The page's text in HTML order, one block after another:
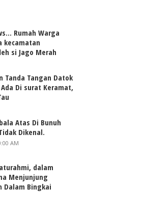
Rumah Warga
kecamatan
si Jago Merah
Tanda Tangan Datok
Di surat Keramat,
Atas Di Bunuh
Dikenal.
AM
dalam
Menjunjung
Dalam Bingkai